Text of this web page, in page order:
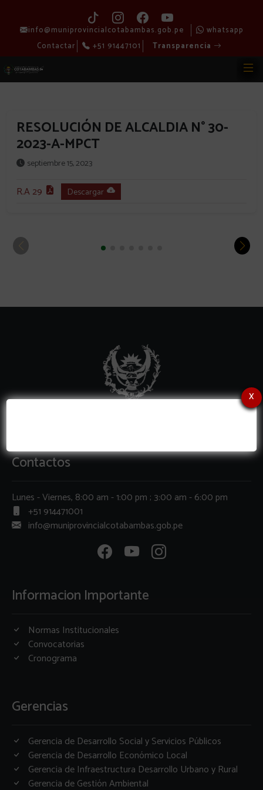
info@muniprovincialcotabambas.gob.pe
whatsapp
Contactar
+51 91447101 Transparencia
RESOLUCIÓN DE ALCALDIA N° 30-
2023-A-MPCT
septiembre 15, 2023
R.A 29 Descargar
x
Contactos
Lunes - Viernes, 8:00 am - 1:00 pm ; 3:00 am - 6:00 pm
+51 914471001
info@muniprovincialcotabambas.gob.pe
Informacion Importante
Normas Institucionales
Convocatorias
Cronograma
Gerencias
Gerencia de Desarrollo Social y Servicios Públicos
Gerencia de Desarrollo Económico Local
Gerencia de Infraestructura Desarrollo Urbano y Rural
Gerencia de Gestión Ambiental